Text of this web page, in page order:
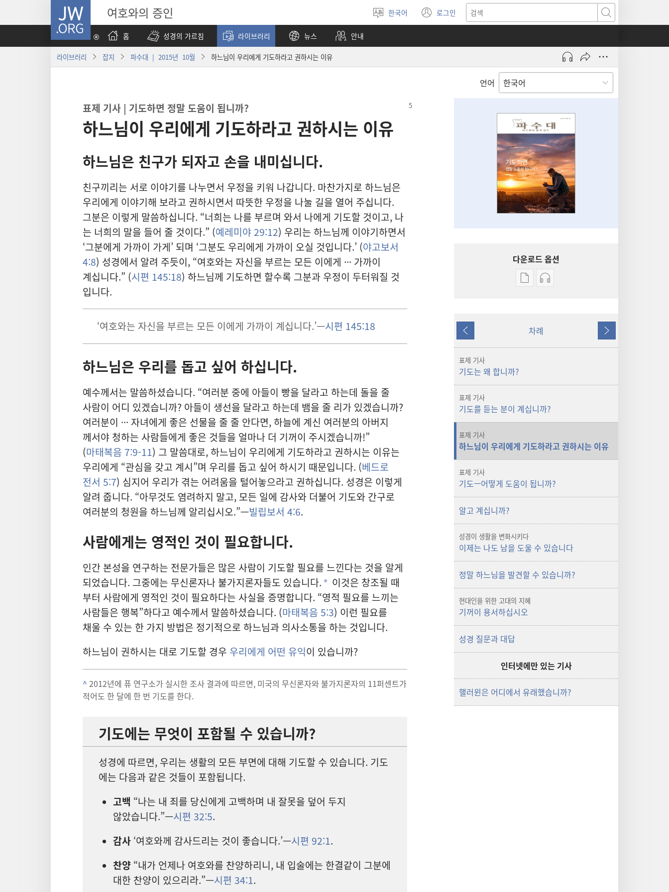
JW.ORG 여호와의 증인
언어
선택
한국어 로그인
(새로운
창
검색
홈
성경의 가르침 라이브러리 뉴스 안내
라이브러리 잡지 파수대 | 2015년 10월 하느님이 우리에게 기도하라고 권하시는 이유
언어
표제 기사 | 기도하면 정말 도움이 됩니까?
하느님이 우리에게 기도하라고 권하시는 이유
하느님은 친구가 되자고 손을 내미십니다.
친구끼리는 서로 이야기를 나누면서 우정을 키워 나갑니다. 마찬가지로 하느님은
우리에게 이야기해 보라고 권하시면서 따뜻한 우정을 나눌 길을 열어 주십니다.
그분은 이렇게 말씀하십니다. “너희는 나를 부르며 와서 나에게 기도할 것이고, 나
는 너희의 말을 들어 줄 것이다.” (예레미야 29:12) 우리는 하느님께 이야기하면서
‘그분에게 가까이 가게’ 되며 ‘그분도 우리에게 가까이 오실 것입니다.’ (야고보서
4:8) 성경에서 알려 주듯이, “여호와는 자신을 부르는 모든 이에게 ··· 가까이
계십니다.” (시편 145:18) 하느님께 기도하면 할수록 그분과 우정이 두터워질 것
입니다.
‘여호와는 자신을 부르는 모든 이에게 가까이 계십니다.’—시편 145:18
하느님은 우리를 돕고 싶어 하십니다.
예수께서는 말씀하셨습니다. “여러분 중에 아들이 빵을 달라고 하는데 돌을 줄
사람이 어디 있겠습니까? 아들이 생선을 달라고 하는데 뱀을 줄 리가 있겠습니까?
여러분이 ··· 자녀에게 좋은 선물을 줄 줄 안다면, 하늘에 계신 여러분의 아버지
께서야 청하는 사람들에게 좋은 것들을 얼마나 더 기꺼이 주시겠습니까!”
(마태복음 7:9-11) 그 말씀대로, 하느님이 우리에게 기도하라고 권하시는 이유는
우리에게 “관심을 갖고 계시”며 우리를 돕고 싶어 하시기 때문입니다. (베드로
전서 5:7) 심지어 우리가 겪는 어려움을 털어놓으라고 권하십니다. 성경은 이렇게
알려 줍니다. “아무것도 염려하지 말고, 모든 일에 감사와 더불어 기도와 간구로
여러분의 청원을 하느님께 알리십시오.”—빌립보서 4:6.
사람에게는 영적인 것이 필요합니다.
인간 본성을 연구하는 전문가들은 많은 사람이 기도할 필요를 느낀다는 것을 알게
되었습니다. 그중에는 무신론자나 불가지론자들도 있습니다. * 이것은 창조될 때
부터 사람에게 영적인 것이 필요하다는 사실을 증명합니다. “영적 필요를 느끼는
사람들은 행복”하다고 예수께서 말씀하셨습니다. (마태복음 5:3) 이런 필요를
채울 수 있는 한 가지 방법은 정기적으로 하느님과 의사소통을 하는 것입니다.
하느님이 권하시는 대로 기도할 경우 우리에게 어떤 유익이 있습니까?
^ 2012년에 퓨 연구소가 실시한 조사 결과에 따르면, 미국의 무신론자와 불가지론자의 11퍼센트가
적어도 한 달에 한 번 기도를 한다.
기도에는 무엇이 포함될 수 있습니까?
성경에 따르면, 우리는 생활의 모든 부면에 대해 기도할 수 있습니다. 기도
에는 다음과 같은 것들이 포함됩니다.
고백 “나는 내 죄를 당신에게 고백하며 내 잘못을 덮어 두지
않았습니다.”—시편 32:5.
감사 ‘여호와께 감사드리는 것이 좋습니다.’—시편 92:1.
찬양 “내가 언제나 여호와를 찬양하리니, 내 입술에는 한결같이 그분에
대한 찬양이 있으리라.”—시편 34:1.
다운로드 옵션
출판물
기도하면
정말
오디오
정말
이전 차례 다음
표제 기사
기도는 왜 합니까?
표제 기사
기도를 듣는 분이 계십니까?
표제 기사
하느님이 우리에게 기도하라고 권하시는 이유
표제 기사
기도—어떻게 도움이 됩니까?
알고 계십니까?
성경이 생활을 변화시키다
이제는 나도 남을 도울 수 있습니다
정말 하느님을 발견할 수 있습니까?
현대인을 위한 고대의 지혜
기꺼이 용서하십시오
성경 질문과 대답
인터넷에만 있는 기사
핼러윈은 어디에서 유래했습니까?